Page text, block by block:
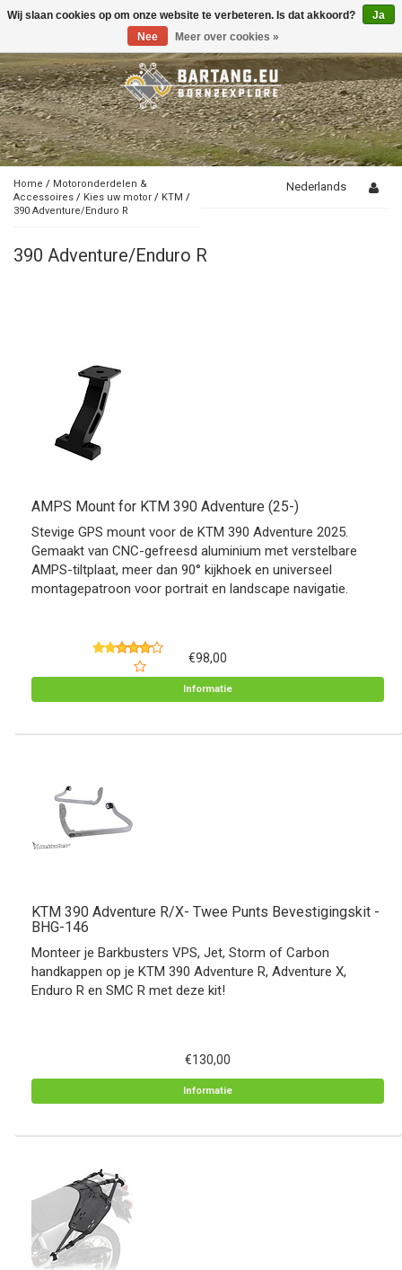
Toggle
Home / Motoronderdelen &
Accessoires / Kies uw motor / KTM /
390 Adventure/Enduro R
Nederlands
390 Adventure/Enduro R
AMPS Mount for KTM 390 Adventure (25-)
Stevige GPS mount voor de KTM 390 Adventure 2025.
Gemaakt van CNC-gefreesd aluminium met verstelbare
AMPS-tiltplaat, meer dan 90° kijkhoek en universeel
montagepatroon voor portrait en landscape navigatie.
€98,00
Informatie
KTM 390 Adventure R/X- Twee Punts Bevestigingskit -
BHG-146
Monteer je Barkbusters VPS, Jet, Storm of Carbon
handkappen op je KTM 390 Adventure R, Adventure X,
Enduro R en SMC R met deze kit!
€130,00
Informatie
Wij slaan cookies op om onze website te verbeteren. Is dat akkoord?
Ja
Nee
Meer over cookies »